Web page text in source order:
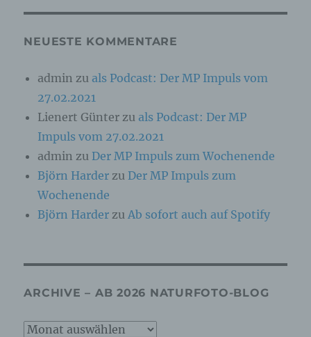
NEUESTE KOMMENTARE
admin zu als Podcast: Der MP Impuls vom
27.02.2021
Lienert Günter zu als Podcast: Der MP
Impuls vom 27.02.2021
admin zu Der MP Impuls zum Wochenende
Björn Harder zu Der MP Impuls zum
Wochenende
Björn Harder zu Ab sofort auch auf Spotify
ARCHIVE – AB 2026 NATURFOTO-BLOG
Archive
Pseudonymisierung ist die Verarbeitung
welche die personenbezogenen Daten ohne
zugeordnet werden können, sofern diese
zusätzlichen Informationen gesondert
aufbewahrt werden und technischen und
organisatorischen Maßnahmen unterliegen, die
gewährleisten, dass die personenbezogenen
Daten nicht einer identifizierten oder
identifizierbaren natürlichen Person
g) Verantwortlicher oder für die
Verarbeitung Verantwortlicher
Verantwortlicher ist die natürliche oder
andere Stelle, die allein oder gemeinsam mit
Verarbeitung von personenbezogenen Daten
entscheidet. Sind die Zwecke und Mittel dieser